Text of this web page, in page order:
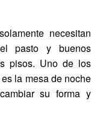
necesitan
el pasto y buenos
pisos. Uno de los
la mesa de noche
su forma y